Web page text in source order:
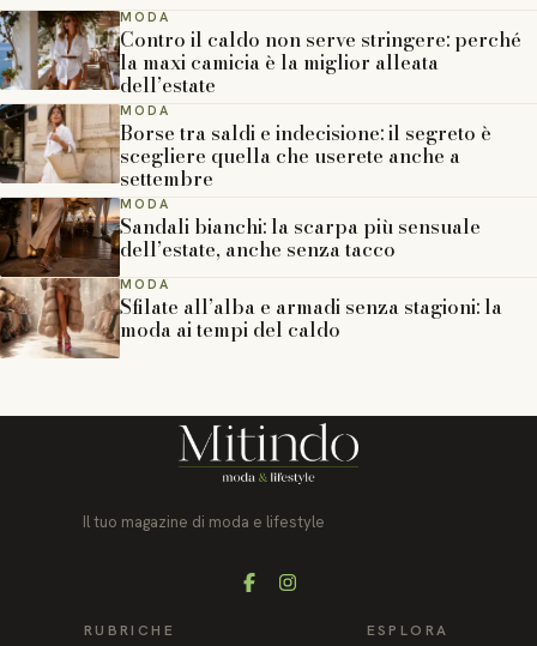
MODA
Contro il caldo non serve stringere: perché
la maxi camicia è la miglior alleata
dell’estate
MODA
Borse tra saldi e indecisione: il segreto è
scegliere quella che userete anche a
settembre
MODA
Sandali bianchi: la scarpa più sensuale
dell’estate, anche senza tacco
MODA
Sfilate all’alba e armadi senza stagioni: la
moda ai tempi del caldo
Il tuo magazine di moda e lifestyle
FacebookInstagram
RUBRICHE ESPLORA